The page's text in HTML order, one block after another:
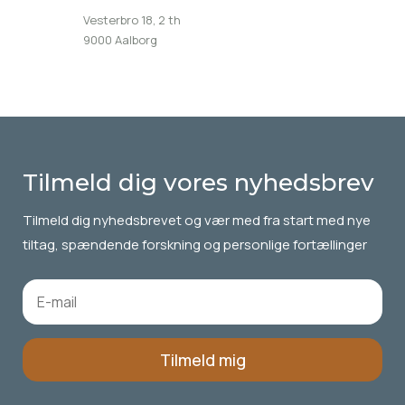
Vesterbro 18, 2 th
9000 Aalborg
Tilmeld dig vores nyhedsbrev
Tilmeld dignyhedsbrevetog vær med fra start med nye
tiltag, spændende forskning og personlige fortællinger
Tilmeld mig